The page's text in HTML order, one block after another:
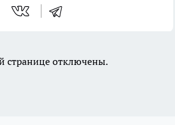
странице отключены.